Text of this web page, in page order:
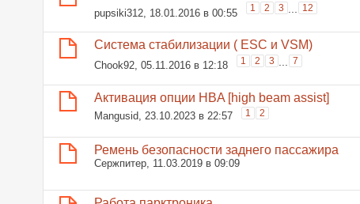
pupsiki312, 18.01.2016 в 00:55 1 2 3 ... 12
Система стабилизации ( ESC и VSМ)
Chook92, 05.11.2016 в 12:18 1 2 3 7
Активация опции HBA [high beam assist]
Mangusid, 23.10.2023 в 22:57 1 2
Ремень безопасности заднего пассажира
Сержпитер, 11.03.2019 в 09:09